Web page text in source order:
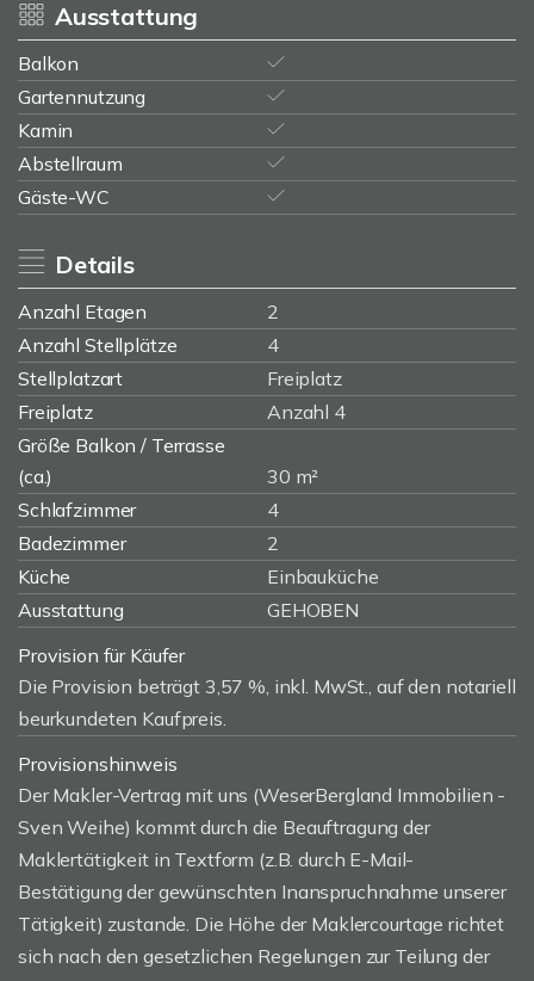
Ausstattung
Balkon
Gartennutzung
Kamin
Abstellraum
Gäste-WC
Details
Anzahl Etagen
2
Anzahl Stellplätze
4
Stellplatzart
Freiplatz
Freiplatz
Anzahl 4
Größe Balkon / Terrasse
(ca.)
30 m²
Schlafzimmer
4
Badezimmer
2
Küche
Einbauküche
Ausstattung
GEHOBEN
Provision für Käufer
Die Provision beträgt 3,57 %, inkl. MwSt., auf den notariell
beurkundeten Kaufpreis.
Provisionshinweis
Der Makler-Vertrag mit uns (WeserBergland Immobilien -
Sven Weihe) kommt durch die Beauftragung der
Maklertätigkeit in Textform (z.B. durch E-Mail-
Bestätigung der gewünschten Inanspruchnahme unserer
Tätigkeit) zustande. Die Höhe der Maklercourtage richtet
sich nach den gesetzlichen Regelungen zur Teilung der